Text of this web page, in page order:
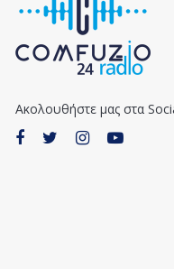
Ακολουθήστε μας στα